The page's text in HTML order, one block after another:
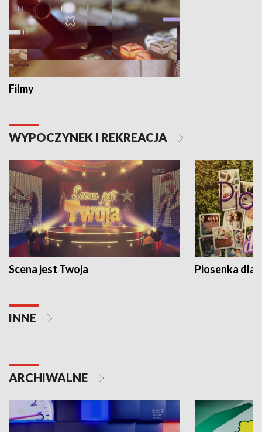
Filmy
WYPOCZYNEK I REKREACJA
Scena jest Twoja Piosenka dla
INNE
ARCHIWALNE